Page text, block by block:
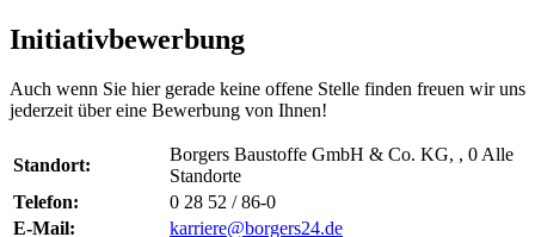
Initiativbewerbung
Auch wenn Sie hier gerade keine offene Stelle finden freuen wir uns
jederzeit über eine Bewerbung von Ihnen!
Standort:
Borgers Baustoffe GmbH & Co. KG, , 0 Alle
Standorte
Telefon:
0 28 52 / 86-0
E-Mail:
karriere@borgers24.de